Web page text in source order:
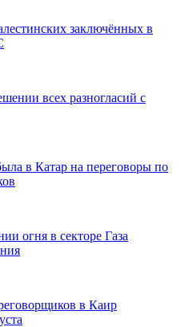
заключённых в
всех разногласий с
в Катар на переговоры по
огня в секторе Газа
в Каир